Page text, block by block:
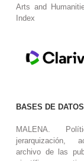
Arts and
Index
BASES DE DATOS
MALENA.
jerarquización,
archivo de las